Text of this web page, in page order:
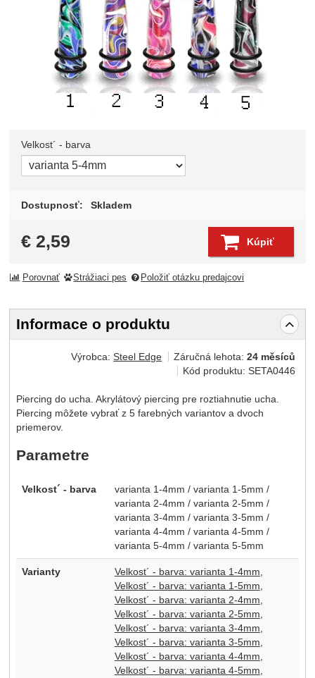
Zvoľte variant
Velkost´ - barva
Dostupnosť: Skladem
€ 2,59 Kúpiť
Porovnať Strážiaci pes Položiť otázku predajcovi
Informace o produktu
Výrobca:Steel Edge Záručná lehota:24 měsíců
Kód produktu:SETA0446
Piercing do ucha. Akrylátový piercing pre roztiahnutie ucha.
Piercing môžete vybrať z 5 farebných variantov a dvoch
priemerov.
Parametre
Velkost´ - barva
varianta 1-4mm / varianta 1-5mm /
varianta 2-4mm / varianta 2-5mm /
varianta 3-4mm / varianta 3-5mm /
varianta 4-4mm / varianta 4-5mm /
varianta 5-4mm / varianta 5-5mm
Varianty
Velkost´ - barva: varianta 1-4mm
Velkost´ - barva: varianta 1-5mm
Velkost´ - barva: varianta 2-4mm
Velkost´ - barva: varianta 2-5mm
Velkost´ - barva: varianta 3-4mm
Velkost´ - barva: varianta 3-5mm
Velkost´ - barva: varianta 4-4mm
Velkost´ - barva: varianta 4-5mm